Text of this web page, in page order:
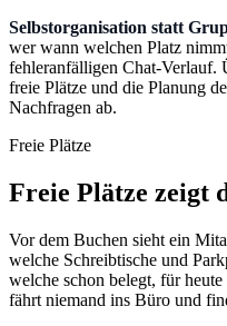
Selbstorganisation statt
wer wann welchen Platz
fehleranfälligen Chat-Verlauf.
freie Plätze und die Planung
Nachfragen ab.
Freie Plätze
Freie Plätze zeigt
Vor dem Buchen sieht ein
welche Schreibtische und
welche schon belegt, für
fährt niemand ins Büro und